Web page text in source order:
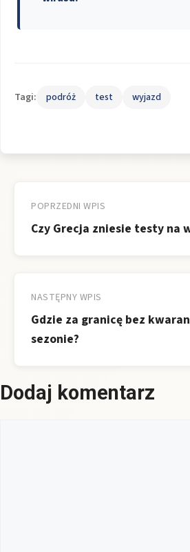
Tagi: podróż test wyjazd
wpisu
POPRZEDNI WPIS
Czy Grecja zniesie testy na
NASTĘPNY WPIS
Gdzie za granicę bez
sezonie?
Dodaj komentarz